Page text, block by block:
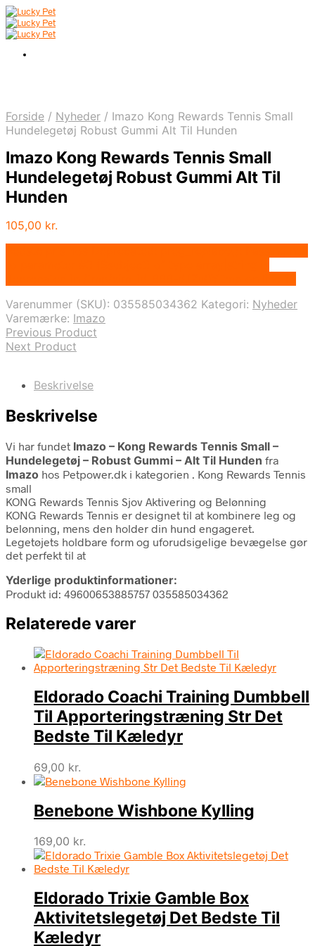
Forside / Nyheder / Imazo Kong Rewards Tennis Small
Hundelegetøj Robust Gummi Alt Til Hunden
Imazo Kong Rewards Tennis Small
Hundelegetøj Robust Gummi Alt Til
Hunden
105,00 kr.
Varenummer (SKU): 035585034362 Kategori: Nyheder
Varemærke: Imazo
Previous Product
Next Product
Beskrivelse
Beskrivelse
Vi har fundet Imazo – Kong Rewards Tennis Small –
Hundelegetøj – Robust Gummi – Alt Til Hunden fra
Imazo hos Petpower.dk i kategorien . Kong Rewards Tennis
small
KONG Rewards Tennis Sjov Aktivering og Belønning
KONG Rewards Tennis er designet til at kombinere leg og
belønning, mens den holder din hund engageret.
Legetøjets holdbare form og uforudsigelige bevægelse gør
det perfekt til at
Yderlige produktinformationer:
Produkt id: 49600653885757 035585034362
Relaterede varer
Eldorado Coachi Training Dumbbell
Til Apporteringstræning Str Det
Bedste Til Kæledyr
69,00 kr.
Benebone Wishbone Kylling
169,00 kr.
Eldorado Trixie Gamble Box
Aktivitetslegetøj Det Bedste Til
Kæledyr